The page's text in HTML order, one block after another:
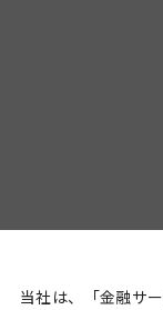
当社は、「⾦融サ